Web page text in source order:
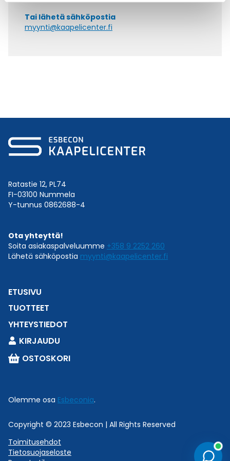
Tai lähetä sähköpostia
myynti@kaapelicenter.fi
Ratastie 12, PL74
FI-03100 Nummela
Y-tunnus 0862688-4
Ota yhteyttä!
Soita asiakaspalveluumme +358 9 2252 260
Lähetä sähköpostia myynti@kaapelicenter.fi
ETUSIVU
TUOTTEET
YHTEYSTIEDOT
KIRJAUDU
OSTOSKORI
Olemme osa Esbeconia.
Copyright © 2023 Esbecon | All Rights Reserved
Toimitusehdot
Tietosuojaseloste